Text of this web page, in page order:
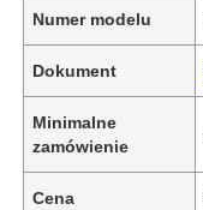
Numer modelu
Dokument
Minimalne
zamówienie
Cena